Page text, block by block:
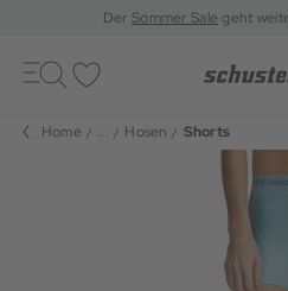
DerSommer Sale geht
Toggle
navigation
Home ... Hosen Shorts